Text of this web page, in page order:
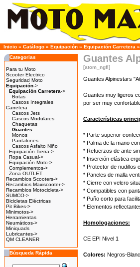
Inicio » Catálogo » Equipación » Equipación Carretera »
Categorias
Para tu Moto
Scooter Electrico
Seguridad Moto
Equipación->
Equipación Carretera->
Botas
Cascos Integrales
Carretera
Cascos Jets
Cascos Modulares
Chaquetas
Guantes
Monos
Pantalones
Cascos Asfalto Niño
Equipación Tierra->
Ropa Casual->
Equipación Moto->
Complementos->
Zona OUTLET
Recambios Scooters->
Recambios Maxiscooter->
Recambios Motocicleta->
SUMCO->
Bicicletas Eléctricas
Pit Bikes->
Minimotos->
Herramientas
Neumáticos->
Miniquads
Lubricantes->
QM CLEANER
Búsqueda Rápida
Guantes
[atom_ngfl]
Guantes Alpinestars
Guantes muy ligeros
por ser muy
Características
* Parte superior
* Palma de la mano
* Refuerzos de ante
* Inserción elástica
* Protector de nudillos
* Paneles de malla
* Cierre con velcro
* Compatibles con
* Puño corto para
* Elementos
Homologaciones:
CE EPI Nivel 1
Colores: Negros-